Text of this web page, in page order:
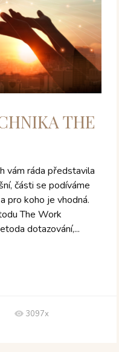
THE
vám ráda představila
části se podíváme
pro koho je vhodná.
The Work
dotazování,...
3097x